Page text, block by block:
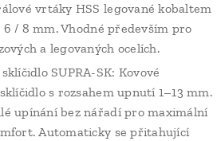
vrtáky HSS legované kobaltem
/ 8 mm. Vhodné především pro
a legovaných ocelích.
SUPRA-SK: Kovové
s rozsahem upnutí 1–13 mm.
upínání bez nářadí pro maximální
Automaticky se přitahující